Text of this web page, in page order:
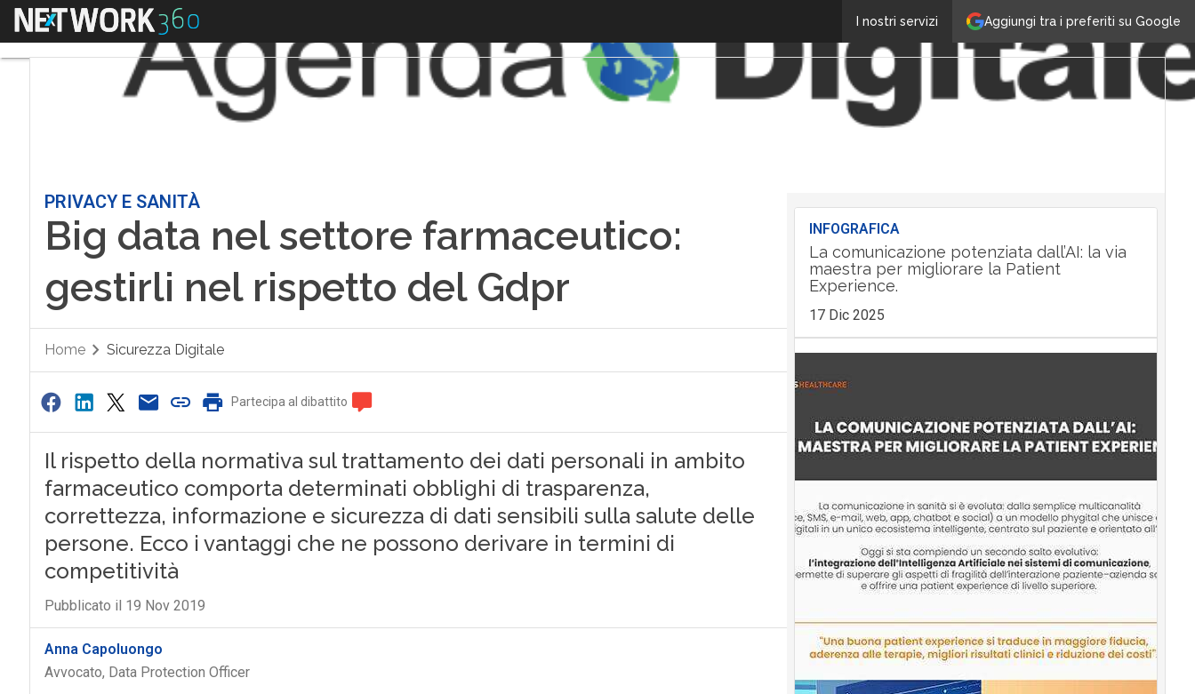
Aggiungi tra i preferiti su Google
I nostri servizi
Menu
PRIVACY E SANITÀ
Big data nel settore farmaceutico:
gestirli nel rispetto del Gdpr
Home Sicurezza Digitale
Partecipa al dibattito
Il rispetto della normativa sul trattamento dei dati personali in ambito
farmaceutico comporta determinati obblighi di trasparenza,
correttezza, informazione e sicurezza di dati sensibili sulla salute delle
persone. Ecco i vantaggi che ne possono derivare in termini di
competitività
Pubblicato il 19 Nov 2019
Anna Capoluongo
Avvocato, Data Protection Officer
INFOGRAFICA
La comunicazione potenziata dall’AI: la via
maestra per migliorare la Patient
Experience.
17 Dic 2025